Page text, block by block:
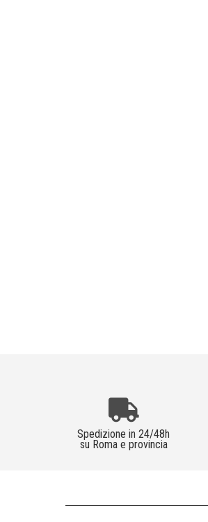
Spedizione in 24/48h
su Roma e provincia